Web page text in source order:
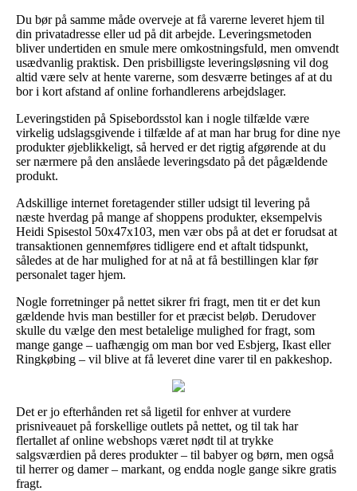
Du bør på samme måde overveje at få varerne leveret hjem til
din privatadresse eller ud på dit arbejde. Leveringsmetoden
bliver undertiden en smule mere omkostningsfuld, men omvendt
usædvanlig praktisk. Den prisbilligste leveringsløsning vil dog
altid være selv at hente varerne, som desværre betinges af at du
bor i kort afstand af online forhandlerens arbejdslager.
Leveringstiden på Spisebordsstol kan i nogle tilfælde være
virkelig udslagsgivende i tilfælde af at man har brug for dine nye
produkter øjeblikkeligt, så herved er det rigtig afgørende at du
ser nærmere på den anslåede leveringsdato på det pågældende
produkt.
Adskillige internet foretagender stiller udsigt til levering på
næste hverdag på mange af shoppens produkter, eksempelvis
Heidi Spisestol 50x47x103, men vær obs på at det er forudsat at
transaktionen gennemføres tidligere end et aftalt tidspunkt,
således at de har mulighed for at nå at få bestillingen klar før
personalet tager hjem.
Nogle forretninger på nettet sikrer fri fragt, men tit er det kun
gældende hvis man bestiller for et præcist beløb. Derudover
skulle du vælge den mest betalelige mulighed for fragt, som
mange gange – uafhængig om man bor ved Esbjerg, Ikast eller
Ringkøbing – vil blive at få leveret dine varer til en pakkeshop.
Det er jo efterhånden ret så ligetil for enhver at vurdere
prisniveauet på forskellige outlets på nettet, og til tak har
flertallet af online webshops været nødt til at trykke
salgsværdien på deres produkter – til babyer og børn, men også
til herrer og damer – markant, og endda nogle gange sikre gratis
fragt.